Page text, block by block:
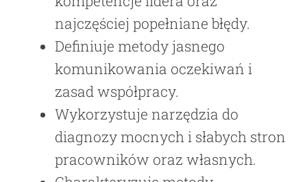
najczęściej popełniane błędy.
Definiuje metody jasnego
komunikowania oczekiwań i
zasad współpracy.
Wykorzystuje narzędzia do
diagnozy mocnych i słabych stron
pracowników oraz własnych.